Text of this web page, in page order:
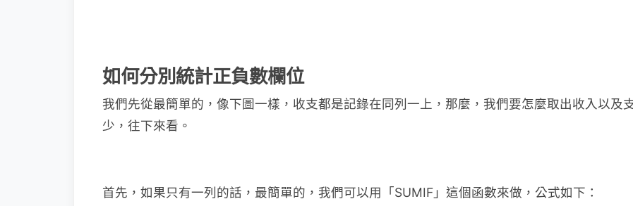
如何分別統計正負數欄位
我們先從最簡單的，像下圖一樣，收支都是記錄在同列一上，那麼，我們要怎麼取出收入以及
少，往下來看。
首先，如果只有一列的話，最簡單的，我們可以用「SUMIF」這個函數來做，公式如下：